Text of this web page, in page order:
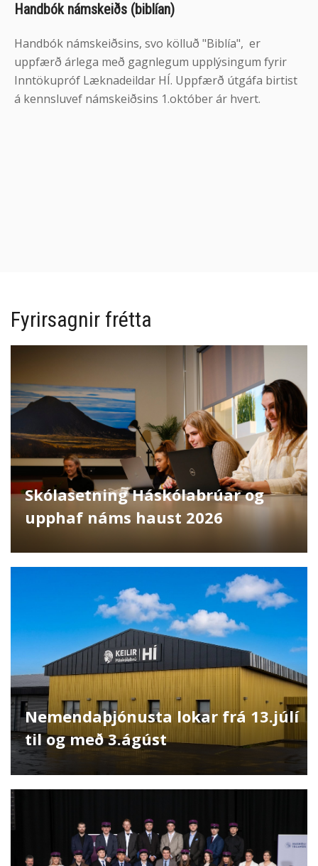
Handbók námskeiðs (biblían)
Handbók námskeiðsins, svo kölluð "Biblía", er
uppfærð árlega með gagnlegum upplýsingum fyrir
Inntökupróf Læknadeildar HÍ. Uppfærð útgáfa birtist
á kennsluvef námskeiðsins 1.október ár hvert.
Fyrirsagnir frétta
Skólasetning Háskólabrúar og
upphaf náms haust 2026
Nemendaþjónusta lokar frá 13.júlí
til og með 3.ágúst